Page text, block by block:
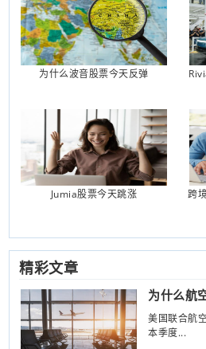
为什么波音股票今天反弹
Jumia股票今天跳涨
跨
精彩文章
为什么航
美国联合航
本季度...